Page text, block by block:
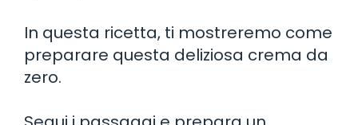
In questa ricetta, ti mostreremo come
preparare questa deliziosa crema da
zero.